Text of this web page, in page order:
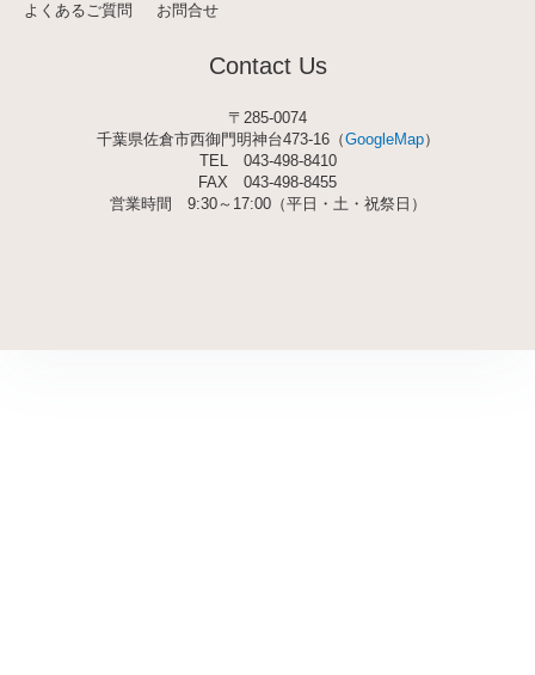
よくあるご質問
お問合せ
Contact Us
〒285-0074
千葉県佐倉市西御門明神台473-16（GoogleMap）
TEL 043-498-8410
FAX 043-498-8455
営業時間 9:30～17:00（平日・土・祝祭日）